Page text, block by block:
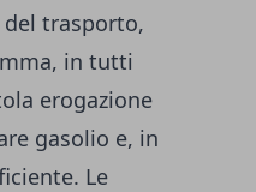
trasporto,
in tutti
erogazione
gasolio e, in
Le